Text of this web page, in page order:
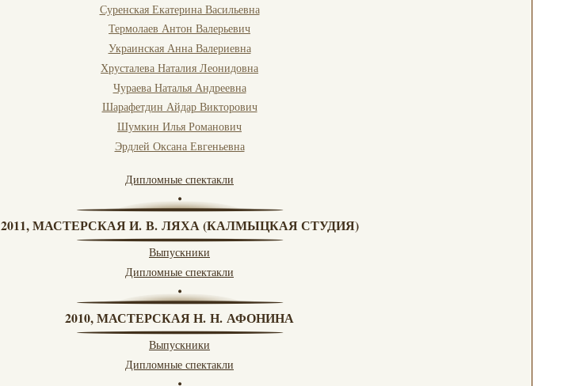
Суренская Екатерина Васильевна
Термолаев Антон Валерьевич
Украинская Анна Валериевна
Хрусталева Наталия Леонидовна
Чураева Наталья Андреевна
Шарафетдин Айдар Викторович
Шумкин Илья Романович
Эрдлей Оксана Евгеньевна
Дипломные спектакли
2011, МАСТЕРСКАЯ И. В. ЛЯХА (КАЛМЫЦКАЯ СТУДИЯ)
Выпускники
Дипломные спектакли
2010, МАСТЕРСКАЯ Н. Н. АФОНИНА
Выпускники
Дипломные спектакли